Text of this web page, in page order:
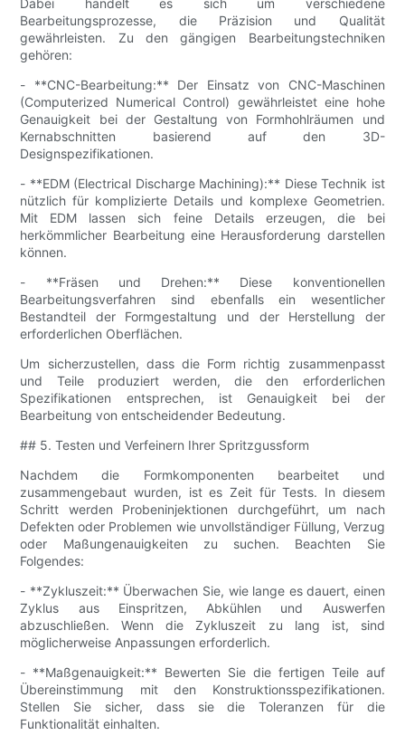
Dabei handelt es sich um verschiedene
Bearbeitungsprozesse, die Präzision und Qualität
gewährleisten. Zu den gängigen Bearbeitungstechniken
gehören:
- **CNC-Bearbeitung:** Der Einsatz von CNC-Maschinen
(Computerized Numerical Control) gewährleistet eine hohe
Genauigkeit bei der Gestaltung von Formhohlräumen und
Kernabschnitten basierend auf den 3D-
Designspezifikationen.
- **EDM (Electrical Discharge Machining):** Diese Technik ist
nützlich für komplizierte Details und komplexe Geometrien.
Mit EDM lassen sich feine Details erzeugen, die bei
herkömmlicher Bearbeitung eine Herausforderung darstellen
können.
- **Fräsen und Drehen:** Diese konventionellen
Bearbeitungsverfahren sind ebenfalls ein wesentlicher
Bestandteil der Formgestaltung und der Herstellung der
erforderlichen Oberflächen.
Um sicherzustellen, dass die Form richtig zusammenpasst
und Teile produziert werden, die den erforderlichen
Spezifikationen entsprechen, ist Genauigkeit bei der
Bearbeitung von entscheidender Bedeutung.
## 5. Testen und Verfeinern Ihrer Spritzgussform
Nachdem die Formkomponenten bearbeitet und
zusammengebaut wurden, ist es Zeit für Tests. In diesem
Schritt werden Probeninjektionen durchgeführt, um nach
Defekten oder Problemen wie unvollständiger Füllung, Verzug
oder Maßungenauigkeiten zu suchen. Beachten Sie
Folgendes:
- **Zykluszeit:** Überwachen Sie, wie lange es dauert, einen
Zyklus aus Einspritzen, Abkühlen und Auswerfen
abzuschließen. Wenn die Zykluszeit zu lang ist, sind
möglicherweise Anpassungen erforderlich.
- **Maßgenauigkeit:** Bewerten Sie die fertigen Teile auf
Übereinstimmung mit den Konstruktionsspezifikationen.
Stellen Sie sicher, dass sie die Toleranzen für die
Funktionalität einhalten.